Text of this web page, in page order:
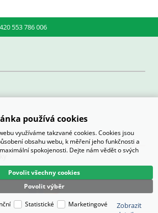
553 786 006
používá cookies
využíváme takzvané cookies. Cookies jsou
obsahu webu, k měření jeho funkčnosti a
spokojenosti. Dejte nám vědět o svých
Povolit výběr
Povolit všechny cookies
Statistické
Marketingové
Zobrazit